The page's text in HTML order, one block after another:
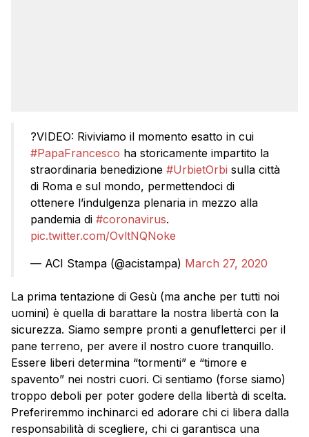
?VIDEO: Riviviamo il momento esatto in cui
#PapaFrancesco ha storicamente impartito la
straordinaria benedizione #UrbietOrbi sulla città
di Roma e sul mondo, permettendoci di
ottenere l’indulgenza plenaria in mezzo alla
pandemia di #coronavirus.
pic.twitter.com/OvltNQNoke
— ACI Stampa (@acistampa) March 27, 2020
La prima tentazione di Gesù (ma anche per tutti noi
uomini) è quella di barattare la nostra libertà con la
sicurezza. Siamo sempre pronti a genufletterci per il
pane terreno, per avere il nostro cuore tranquillo.
Essere liberi determina “tormenti” e “timore e
spavento” nei nostri cuori. Ci sentiamo (forse siamo)
troppo deboli per poter godere della libertà di scelta.
Preferiremmo inchinarci ed adorare chi ci libera dalla
responsabilità di scegliere, chi ci garantisca una